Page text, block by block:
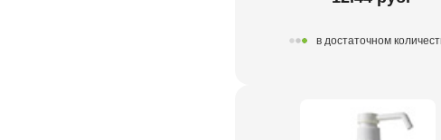
в достаточном